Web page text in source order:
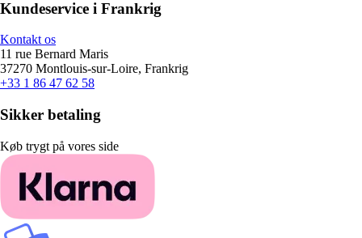
Kundeservice i Frankrig
Kontakt os
11 rue Bernard Maris
37270 Montlouis-sur-Loire, Frankrig
+33 1 86 47 62 58
Sikker betaling
Køb trygt på vores side